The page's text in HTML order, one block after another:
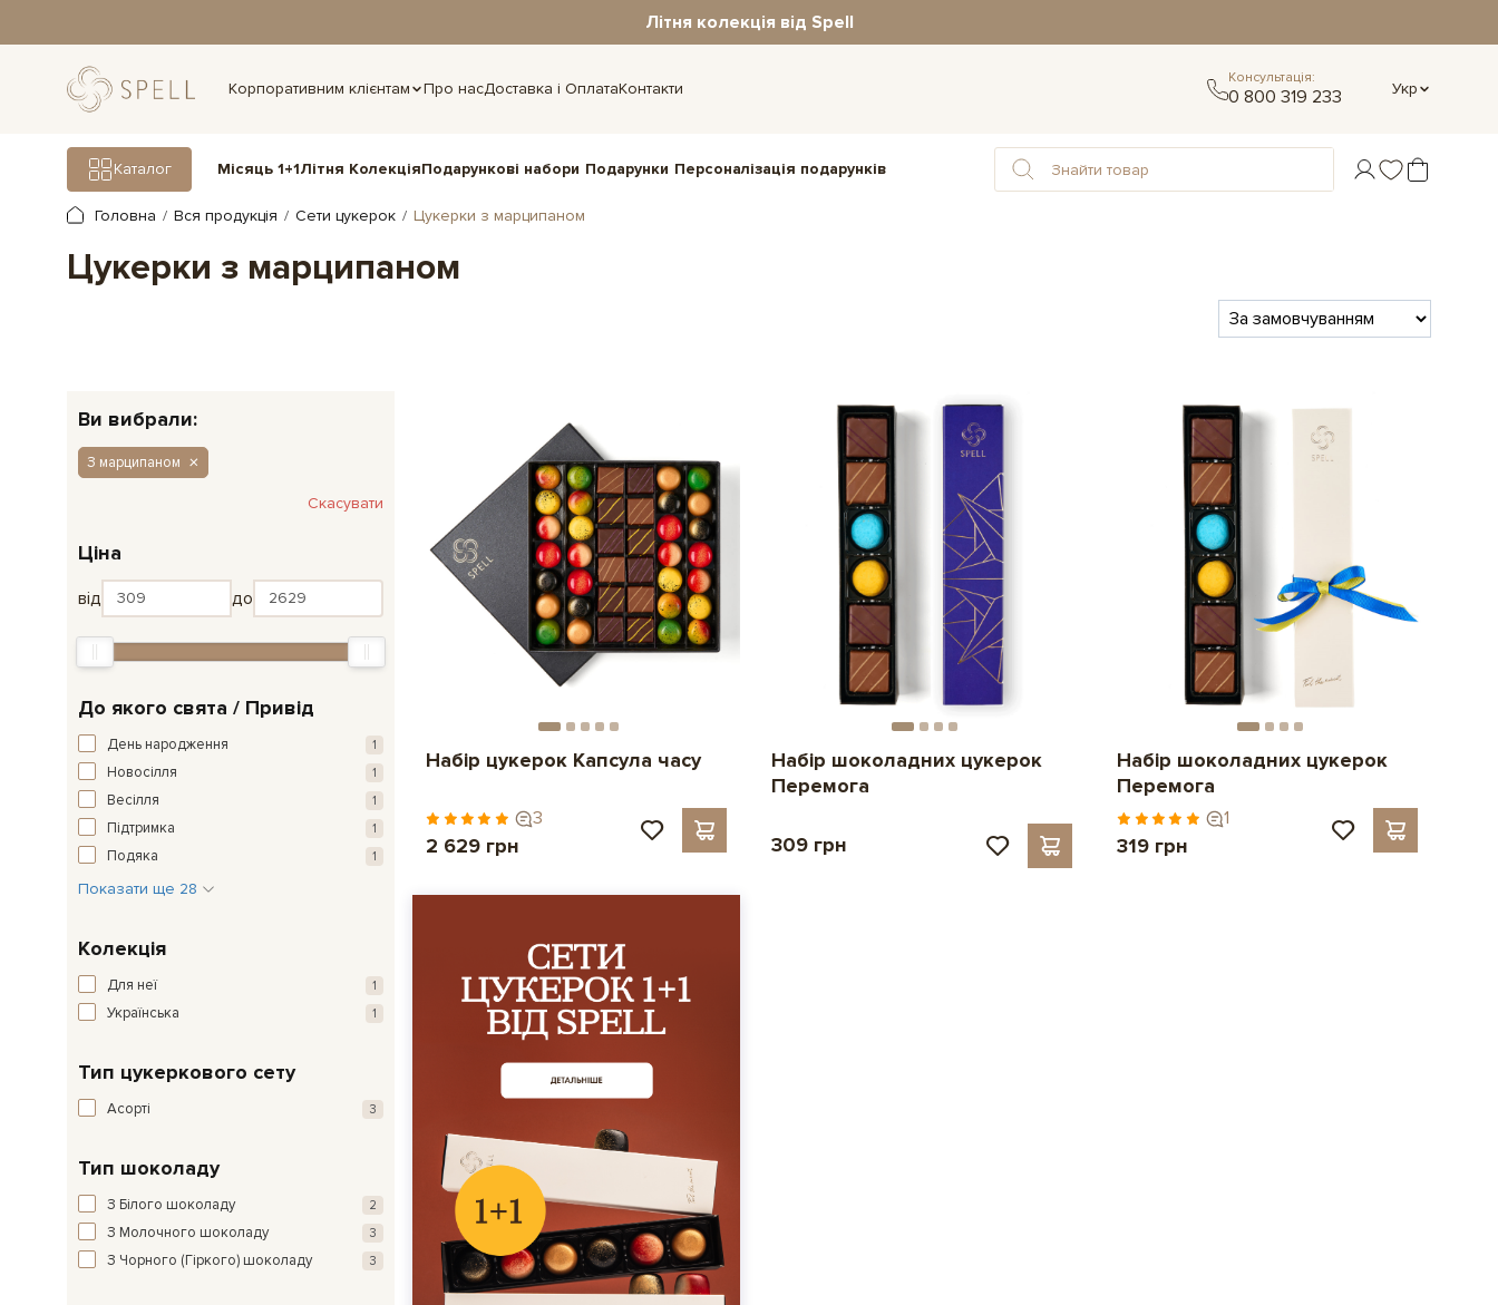
Літня колекція від Spell
Корпоративним клієнтам Про насДоставка і ОплатаКонтакти
Консультація:
0 800 319 233 Укр
Каталог Місяць 1+1Літня КолекціяПодарункові набори Подарунки Персоналізація подарунків
Головна Вся продукція Сети цукерок Цукерки з марципаном
Цукерки з марципаном
Ви вибрали:
З марципаном
Скасувати
Ціна
від до
До якого свята / Привід
День народження 1
Новосілля 1
Весілля 1
Підтримка 1
Подяка 1
Показати ще 28
Колекція
Для неї 1
Українська 1
Тип цукеркового сету
Асорті 3
Тип шоколаду
З Білого шоколаду 2
З Молочного шоколаду 3
З Чорного (Гіркого) шоколаду 3
Набір цукерок Капсула часу
3
2 629 грн
Набір шоколадних цукерок
Перемога
309 грн
Набір шоколадних цукерок
Перемога
1
319 грн